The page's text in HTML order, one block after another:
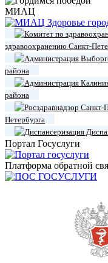
МИАЦ
здравоохранению Санкт-
района
района
Петербурга
Портал Госуслуги
Платформа обратной